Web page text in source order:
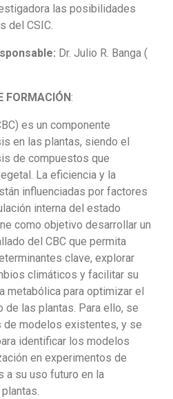
las posibilidades
del CSIC.
Dr. Julio R. Banga (
FORMACIÓN:
es un componente
en las plantas, siendo el
de compuestos que
La eficiencia y la
influenciadas por factores
interna del estado
como objetivo desarrollar un
del CBC que permita
clave, explorar
climáticos y facilitar su
metabólica para optimizar el
las plantas. Para ello, se
de modelos existentes, y se
identificar los modelos
en experimentos de
a su uso futuro en la